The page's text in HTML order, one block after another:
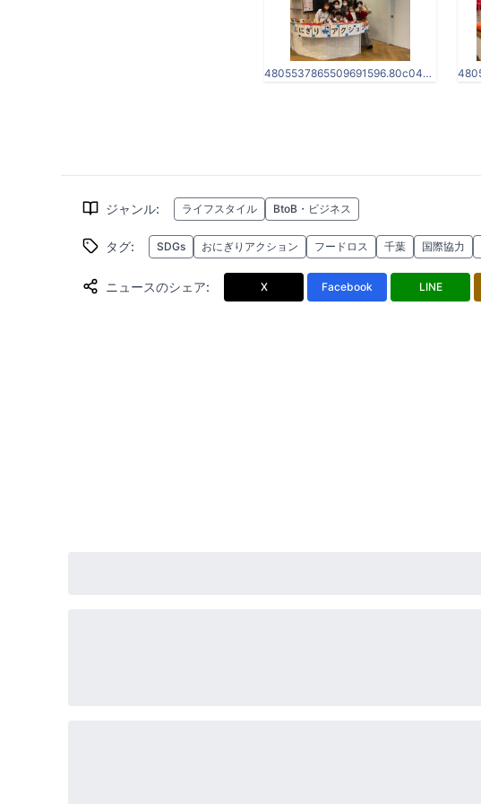
4805537865509691596.80c04c8d94e3e687a1a2d351492b4f4e.22101406.jpeg
ジャンル: ライフスタイル BtoB・ビジネス
タグ: SDGs おにぎりアクション フードロス 千葉 国際協力
ニュースのシェア: X Facebook LINE